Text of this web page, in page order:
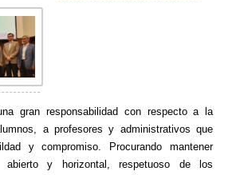
gran responsabilidad con respecto a la
a profesores y administrativos que
y compromiso. Procurando mantener
abierto y horizontal, respetuoso de los